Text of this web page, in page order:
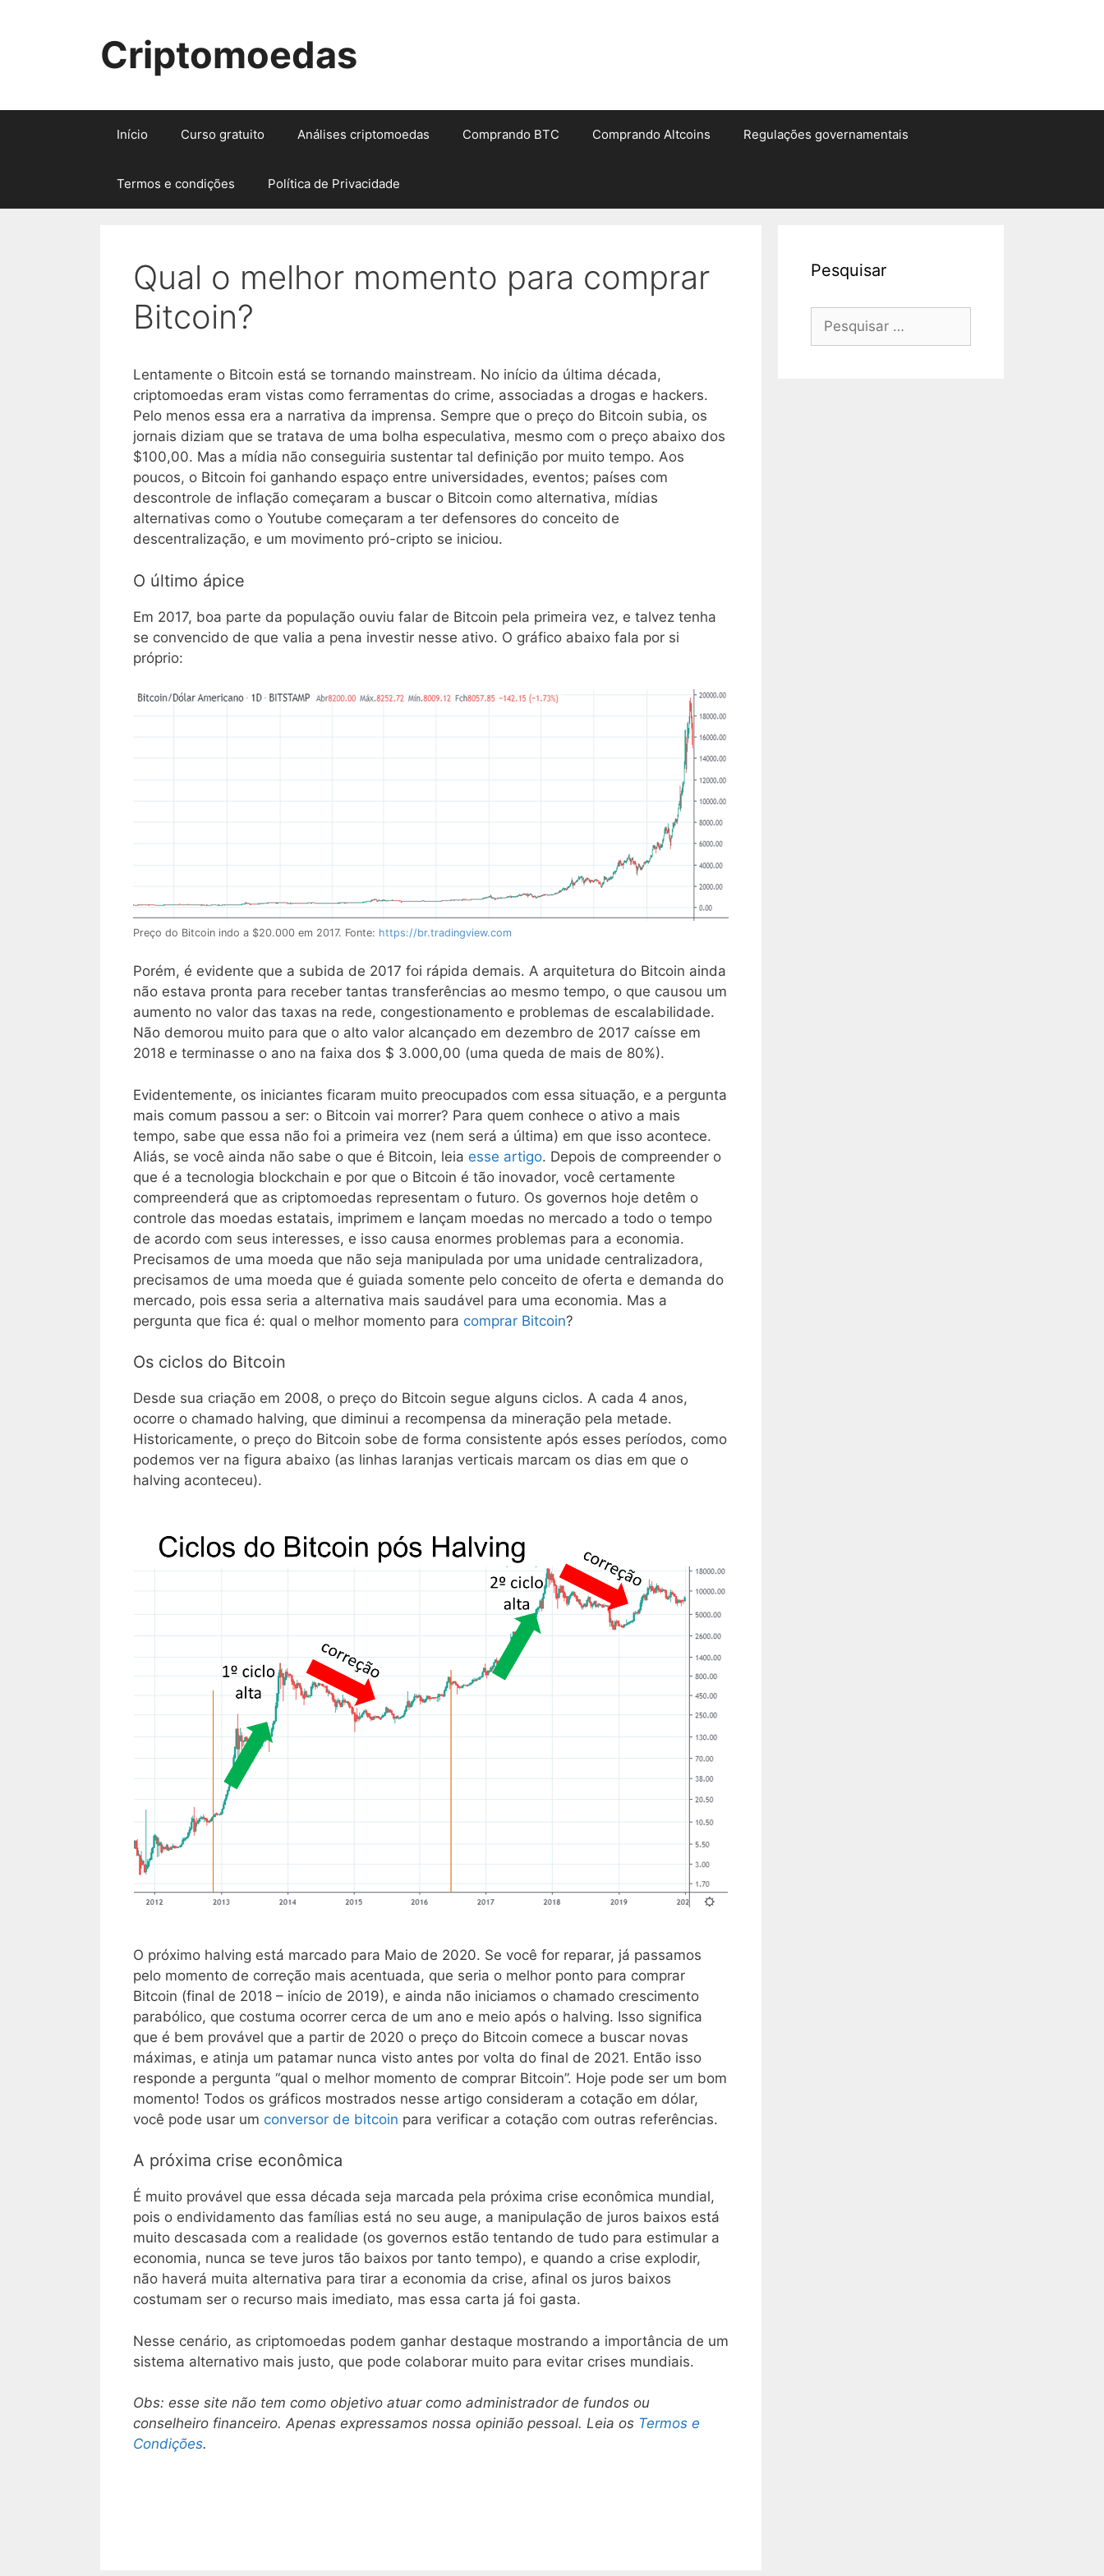
Criptomoedas
Início Curso gratuito Análises criptomoedas Comprando BTC Comprando Altcoins Regulações governamentais
Termos e condições Política de Privacidade
Qual o melhor momento para comprar
Bitcoin?
Lentamente o Bitcoin está se tornando mainstream. No início da última década,
criptomoedas eram vistas como ferramentas do crime, associadas a drogas e hackers.
Pelo menos essa era a narrativa da imprensa. Sempre que o preço do Bitcoin subia, os
jornais diziam que se tratava de uma bolha especulativa, mesmo com o preço abaixo dos
$100,00. Mas a mídia não conseguiria sustentar tal definição por muito tempo. Aos
poucos, o Bitcoin foi ganhando espaço entre universidades, eventos; países com
descontrole de inflação começaram a buscar o Bitcoin como alternativa, mídias
alternativas como o Youtube começaram a ter defensores do conceito de
descentralização, e um movimento pró-cripto se iniciou.
O último ápice
Em 2017, boa parte da população ouviu falar de Bitcoin pela primeira vez, e talvez tenha
se convencido de que valia a pena investir nesse ativo. O gráfico abaixo fala por si
próprio:
Preço do Bitcoin indo a $20.000 em 2017. Fonte: https://br.tradingview.com
Porém, é evidente que a subida de 2017 foi rápida demais. A arquitetura do Bitcoin ainda
não estava pronta para receber tantas transferências ao mesmo tempo, o que causou um
aumento no valor das taxas na rede, congestionamento e problemas de escalabilidade.
Não demorou muito para que o alto valor alcançado em dezembro de 2017 caísse em
2018 e terminasse o ano na faixa dos $ 3.000,00 (uma queda de mais de 80%).
Evidentemente, os iniciantes ficaram muito preocupados com essa situação, e a pergunta
mais comum passou a ser: o Bitcoin vai morrer? Para quem conhece o ativo a mais
tempo, sabe que essa não foi a primeira vez (nem será a última) em que isso acontece.
Aliás, se você ainda não sabe o que é Bitcoin, leia esse artigo. Depois de compreender o
que é a tecnologia blockchain e por que o Bitcoin é tão inovador, você certamente
compreenderá que as criptomoedas representam o futuro. Os governos hoje detêm o
controle das moedas estatais, imprimem e lançam moedas no mercado a todo o tempo
de acordo com seus interesses, e isso causa enormes problemas para a economia.
Precisamos de uma moeda que não seja manipulada por uma unidade centralizadora,
precisamos de uma moeda que é guiada somente pelo conceito de oferta e demanda do
mercado, pois essa seria a alternativa mais saudável para uma economia. Mas a
pergunta que fica é: qual o melhor momento para comprar Bitcoin?
Os ciclos do Bitcoin
Desde sua criação em 2008, o preço do Bitcoin segue alguns ciclos. A cada 4 anos,
ocorre o chamado halving, que diminui a recompensa da mineração pela metade.
Historicamente, o preço do Bitcoin sobe de forma consistente após esses períodos, como
podemos ver na figura abaixo (as linhas laranjas verticais marcam os dias em que o
halving aconteceu).
O próximo halving está marcado para Maio de 2020. Se você for reparar, já passamos
pelo momento de correção mais acentuada, que seria o melhor ponto para comprar
Bitcoin (final de 2018 – início de 2019), e ainda não iniciamos o chamado crescimento
parabólico, que costuma ocorrer cerca de um ano e meio após o halving. Isso significa
que é bem provável que a partir de 2020 o preço do Bitcoin comece a buscar novas
máximas, e atinja um patamar nunca visto antes por volta do final de 2021. Então isso
responde a pergunta “qual o melhor momento de comprar Bitcoin”. Hoje pode ser um bom
momento! Todos os gráficos mostrados nesse artigo consideram a cotação em dólar,
você pode usar um conversor de bitcoin para verificar a cotação com outras referências.
A próxima crise econômica
É muito provável que essa década seja marcada pela próxima crise econômica mundial,
pois o endividamento das famílias está no seu auge, a manipulação de juros baixos está
muito descasada com a realidade (os governos estão tentando de tudo para estimular a
economia, nunca se teve juros tão baixos por tanto tempo), e quando a crise explodir,
não haverá muita alternativa para tirar a economia da crise, afinal os juros baixos
costumam ser o recurso mais imediato, mas essa carta já foi gasta.
Nesse cenário, as criptomoedas podem ganhar destaque mostrando a importância de um
sistema alternativo mais justo, que pode colaborar muito para evitar crises mundiais.
Obs: esse site não tem como objetivo atuar como administrador de fundos ou
conselheiro financeiro. Apenas expressamos nossa opinião pessoal. Leia os Termos e
Condições.
Pesquisar
Pesquisar